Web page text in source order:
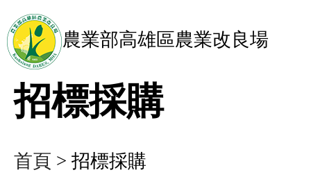
農業部高雄區農業改良場
招標採購
首頁 > 招標採購